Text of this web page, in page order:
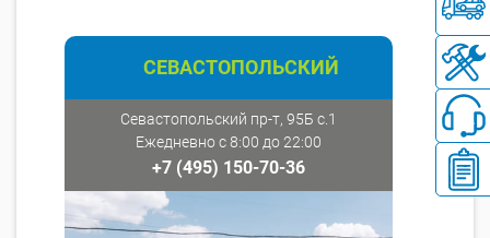
СЕВАСТОПОЛЬСКИЙ
Севастопольский пр-т, 95Б с.1
Ежедневно с 8:00 до 22:00
+7 (495) 150-70-36